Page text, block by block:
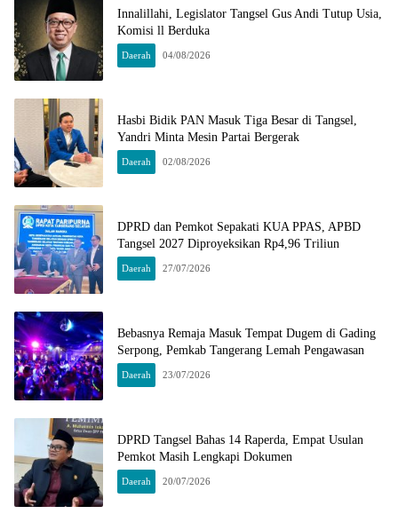
Innalillahi, Legislator Tangsel Gus Andi Tutup Usia,
Komisi ll Berduka
Daerah 04/08/2026
Hasbi Bidik PAN Masuk Tiga Besar di Tangsel,
Yandri Minta Mesin Partai Bergerak
Daerah 02/08/2026
DPRD dan Pemkot Sepakati KUA PPAS, APBD
Tangsel 2027 Diproyeksikan Rp4,96 Triliun
Daerah 27/07/2026
Bebasnya Remaja Masuk Tempat Dugem di Gading
Serpong, Pemkab Tangerang Lemah Pengawasan
Daerah 23/07/2026
DPRD Tangsel Bahas 14 Raperda, Empat Usulan
Pemkot Masih Lengkapi Dokumen
Daerah 20/07/2026